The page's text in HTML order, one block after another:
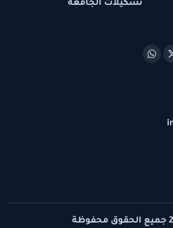
تشكيلات الجامعة
جميع الحقوق محفوظة